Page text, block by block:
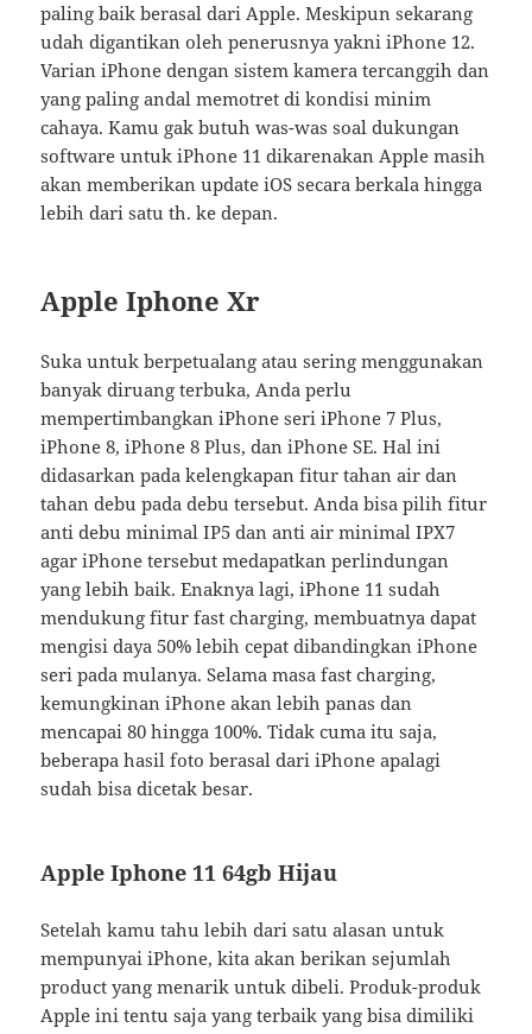
paling baik berasal dari Apple. Meskipun sekarang
udah digantikan oleh penerusnya yakni iPhone 12.
Varian iPhone dengan sistem kamera tercanggih dan
yang paling andal memotret di kondisi minim
cahaya. Kamu gak butuh was-was soal dukungan
software untuk iPhone 11 dikarenakan Apple masih
akan memberikan update iOS secara berkala hingga
lebih dari satu th. ke depan.
Apple Iphone Xr
Suka untuk berpetualang atau sering menggunakan
banyak diruang terbuka, Anda perlu
mempertimbangkan iPhone seri iPhone 7 Plus,
iPhone 8, iPhone 8 Plus, dan iPhone SE. Hal ini
didasarkan pada kelengkapan fitur tahan air dan
tahan debu pada debu tersebut. Anda bisa pilih fitur
anti debu minimal IP5 dan anti air minimal IPX7
agar iPhone tersebut medapatkan perlindungan
yang lebih baik. Enaknya lagi, iPhone 11 sudah
mendukung fitur fast charging, membuatnya dapat
mengisi daya 50% lebih cepat dibandingkan iPhone
seri pada mulanya. Selama masa fast charging,
kemungkinan iPhone akan lebih panas dan
mencapai 80 hingga 100%. Tidak cuma itu saja,
beberapa hasil foto berasal dari iPhone apalagi
sudah bisa dicetak besar.
Apple Iphone 11 64gb Hijau
Setelah kamu tahu lebih dari satu alasan untuk
mempunyai iPhone, kita akan berikan sejumlah
product yang menarik untuk dibeli. Produk-produk
Apple ini tentu saja yang terbaik yang bisa dimiliki